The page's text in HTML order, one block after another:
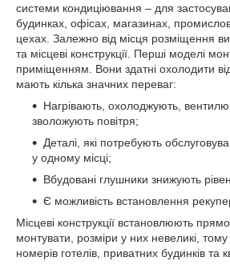
системи кондиціювання – для
будинках, офісах, магазинах,
цехах. Залежно від місця розміщення
та місцеві конструкції. Перші моделі
приміщенням. Вони здатні охолодити
мають кілька значних переваг:
Нагрівають, охолоджують,
зволожують повітря;
Деталі, які потребують
у одному місці;
Вбудовані глушники знижують
Є можливість встановлення
Місцеві конструкції встановлюють прямо
монтувати, розміри у них невеликі,
номерів готелів, приватних будинків та